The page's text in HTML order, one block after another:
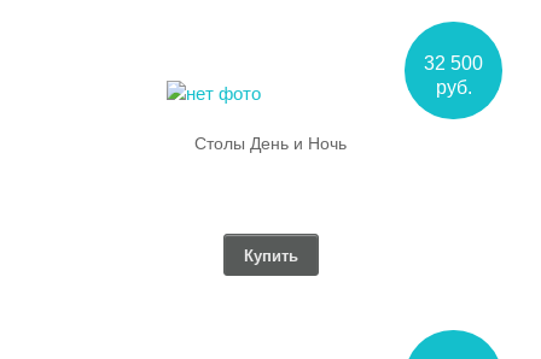
32 500
руб.
Столы День и Ночь
Купить